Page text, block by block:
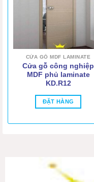
CỬA GỖ MDF LAMINATE
Cửa gỗ công nghiệp
MDF phủ laminate
KD.R12
ĐẶT HÀNG